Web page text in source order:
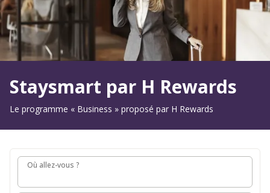
Staysmart par H Rewards
Le programme « Business » proposé par H Rewards
Où allez-vous ?
Où allez-vous ?